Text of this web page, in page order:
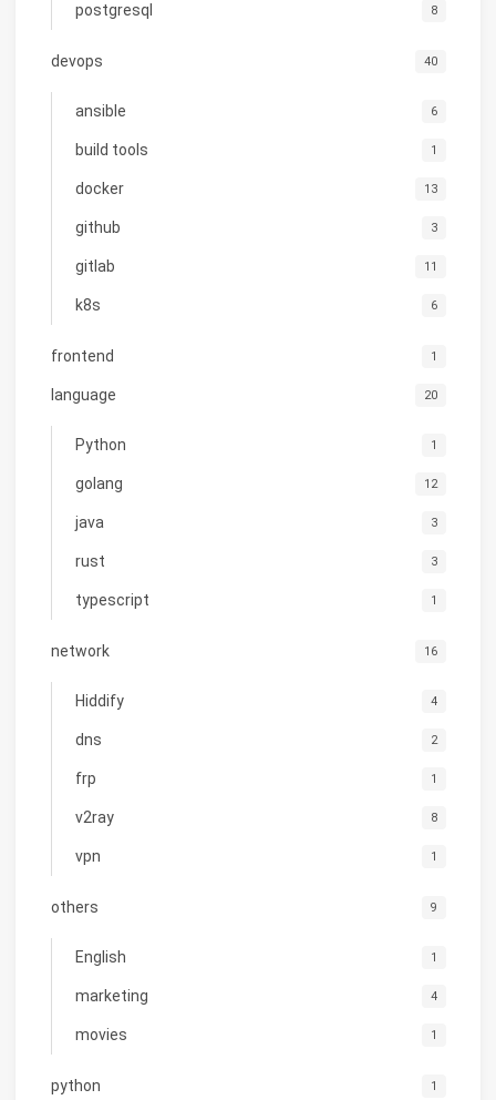
postgresql 8
devops 40
ansible 6
build tools 1
docker 13
github 3
gitlab 11
k8s 6
frontend 1
language 20
Python 1
golang 12
java 3
rust 3
typescript 1
network 16
Hiddify 4
dns 2
frp 1
v2ray 8
vpn 1
others 9
English 1
marketing 4
movies 1
python 1